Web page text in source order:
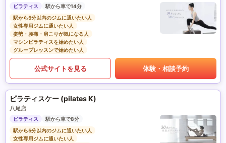
ピラティス
駅から車で14分
駅から5分以内のジムに通いたい人
女性専用ジムに通いたい人
姿勢・腰痛・肩こりが気になる人
マシンピラティスを始めたい人
グループレッスンで始めたい人
公式サイトを見る 体験・相談予約
ピラティスケー (pilates K)
八尾店
ピラティス
駅から車で8分
駅から5分以内のジムに通いたい人
女性専用ジムに通いたい人